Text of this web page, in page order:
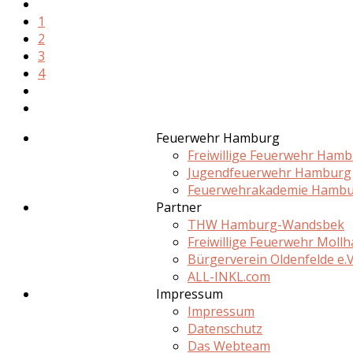
1
2
3
4
Feuerwehr Hamburg
Freiwillige Feuerwehr
Jugendfeuerwehr Hamburg
Feuerwehrakademie
Partner
THW Hamburg-Wandsbek
Freiwillige Feuerwehr
Bürgerverein Oldenfelde
ALL-INKL.com
Impressum
Impressum
Datenschutz
Das Webteam